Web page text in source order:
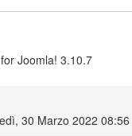
Joomla! 3.10.7
30 Marzo 2022 08:56